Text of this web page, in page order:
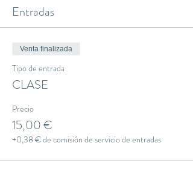
Entradas
Venta finalizada
Tipo de entrada
CLASE
Precio
15,00 €
+0,38 € de comisión de servicio de entradas